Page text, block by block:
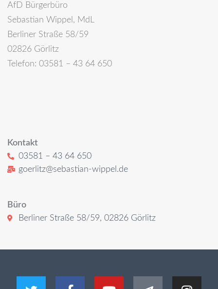
AfD Bürgerbüro
Sebastian Wippel, MdL
Berliner Straße 58/59
02826 Görlitz
Telefon: 03581 – 43 64 650
Kontakt
03581 – 43 64 650
goerlitz@sebastian-wippel.de
Büro
Berliner Straße 58/59, 02826 Görlitz